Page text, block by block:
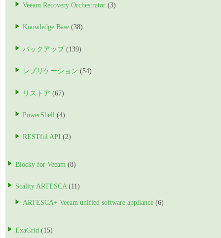
Veeam Recovery Orchestrator (3)
Knowledge Base (38)
バックアップ (139)
レプリケーション (54)
リストア (67)
PowerShell (4)
RESTful API (2)
Blocky for Veeam (8)
Scality ARTESCA(11)
ARTESCA+ Veeam unified software appliance (6)
ExaGrid (15)